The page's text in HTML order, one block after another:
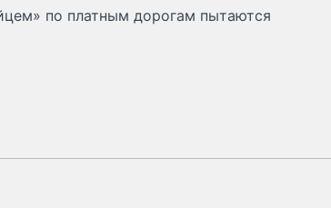
по платным дорогам пытаются